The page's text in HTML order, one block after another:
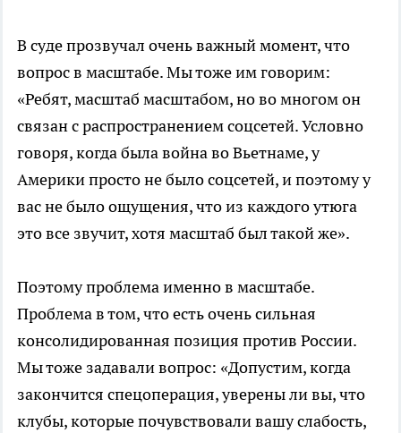
В суде прозвучал очень важный момент, что
вопрос в масштабе. Мы тоже им говорим:
«Ребят, масштаб масштабом, но во многом он
связан с распространением соцсетей. Условно
говоря, когда была война во Вьетнаме, у
Америки просто не было соцсетей, и поэтому у
вас не было ощущения, что из каждого утюга
это все звучит, хотя масштаб был такой же».
Поэтому проблема именно в масштабе.
Проблема в том, что есть очень сильная
консолидированная позиция против России.
Мы тоже задавали вопрос: «Допустим, когда
закончится спецоперация, уверены ли вы, что
клубы, которые почувствовали вашу слабость,